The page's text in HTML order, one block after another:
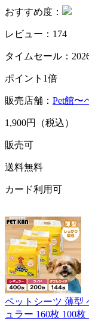
おすすめ度：
レビュー：174
タイムセール：
ポイント1倍
販売店舗： Pet館〜
1,900円（税込）
販売可
送料無料
カード利用可
ペットシーツ 薄型
ュラー 160枚 100